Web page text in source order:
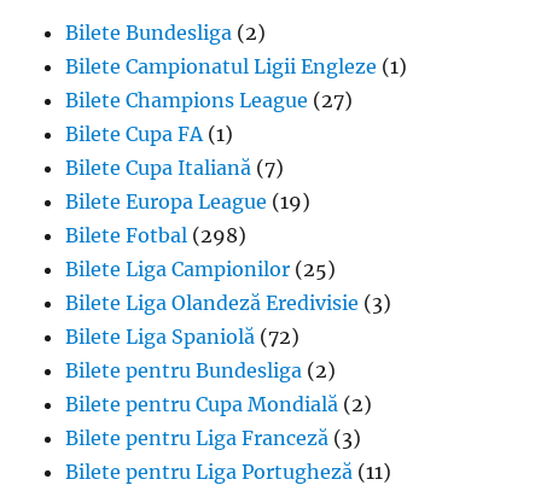
Bilete Bundesliga (2)
Bilete Campionatul Ligii Engleze (1)
Bilete Champions League (27)
Bilete Cupa FA (1)
Bilete Cupa Italiană (7)
Bilete Europa League (19)
Bilete Fotbal (298)
Bilete Liga Campionilor (25)
Bilete Liga Olandeză Eredivisie (3)
Bilete Liga Spaniolă (72)
Bilete pentru Bundesliga (2)
Bilete pentru Cupa Mondială (2)
Bilete pentru Liga Franceză (3)
Bilete pentru Liga Portugheză (11)